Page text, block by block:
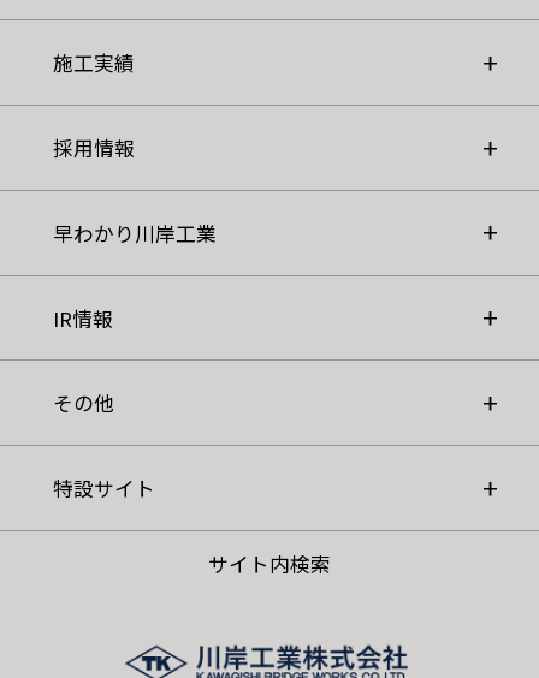
施工実績
採用情報
早わかり川岸工業
IR情報
その他
特設サイト
サイト内検索